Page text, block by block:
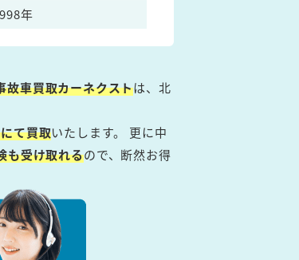
年
故車買取カーネクストは、北
て買取いたします。 更に中
も受け取れるので、断然お得